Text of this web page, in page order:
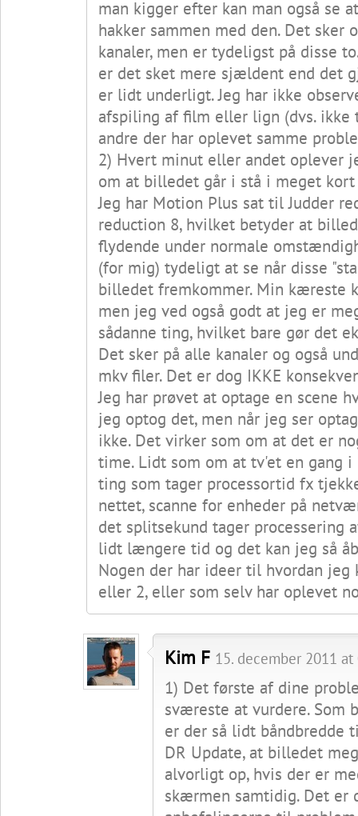
man kigger efter kan man også se
hakker sammen med den. Det sker
kanaler, men er tydeligst på disse
er det sket mere sjældent end det
er lidt underligt. Jeg har ikke
afspiling af film eller lign (dvs. ikke
andre der har oplevet samme
2) Hvert minut eller andet oplever
om at billedet går i stå i meget
Jeg har Motion Plus sat til Judder
reduction 8, hvilket betyder at
flydende under normale
(for mig) tydeligt at se når disse
billedet fremkommer. Min kæreste
men jeg ved også godt at jeg er
sådanne ting, hvilket bare gør det
Det sker på alle kanaler og også
mkv filer. Det er dog IKKE
Jeg har prøvet at optage en scene
jeg optog det, men når jeg ser
ikke. Det virker som om at det er
time. Lidt som om at tv'et en gang
ting som tager processortid fx
nettet, scanne for enheder på
det splitsekund tager processering
lidt længere tid og det kan jeg så
Nogen der har ideer til hvordan jeg
eller 2, eller som selv har oplevet
Kim F 15. december 2011
1) Det første af dine
sværeste at vurdere. Som
er der så lidt båndbredde
DR Update, at billedet
alvorligt op, hvis der er
skærmen samtidig. Det er